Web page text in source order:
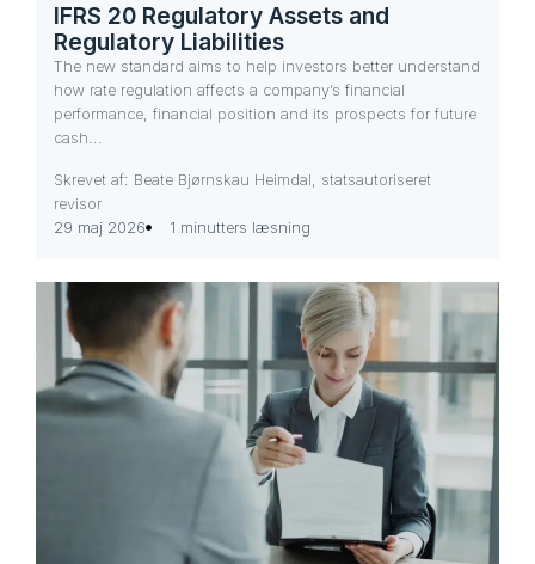
IFRS 20 Regulatory Assets and
Regulatory Liabilities
The new standard aims to help investors better understand
how rate regulation affects a company’s financial
performance, financial position and its prospects for future
cash...
Skrevet af: Beate Bjørnskau Heimdal, statsautoriseret
revisor
29 maj 2026
1 minutters læsning